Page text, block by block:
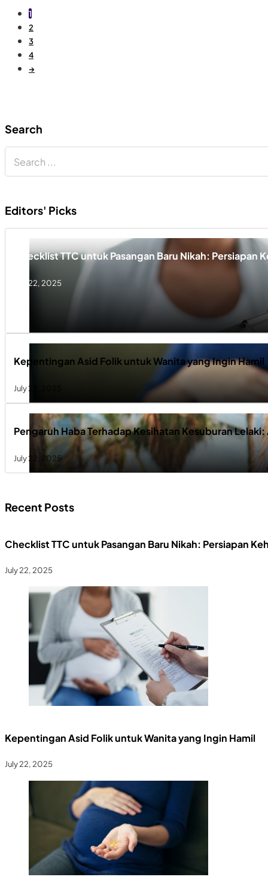
1
2
3
4
→
Search
Editors' Picks
Checklist TTC untuk Pasangan Baru Nikah: Persiapan
July 22, 2025
Kepentingan Asid Folik untuk Wanita yang Ingin Hamil
July 22, 2025
Pengaruh Haba Terhadap Kesihatan Kesuburan
July 22, 2025
Recent Posts
Checklist TTC untuk Pasangan Baru Nikah: Persiapan
July 22, 2025
Kepentingan Asid Folik untuk Wanita yang Ingin Hamil
July 22, 2025